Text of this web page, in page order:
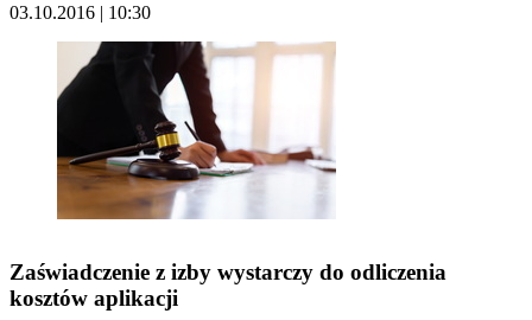
03.10.2016 | 10:30
Zaświadczenie z izby wystarczy do odliczenia
kosztów aplikacji